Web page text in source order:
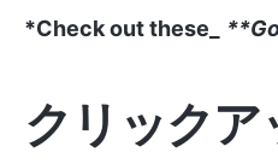
*Check out these_
クリックア